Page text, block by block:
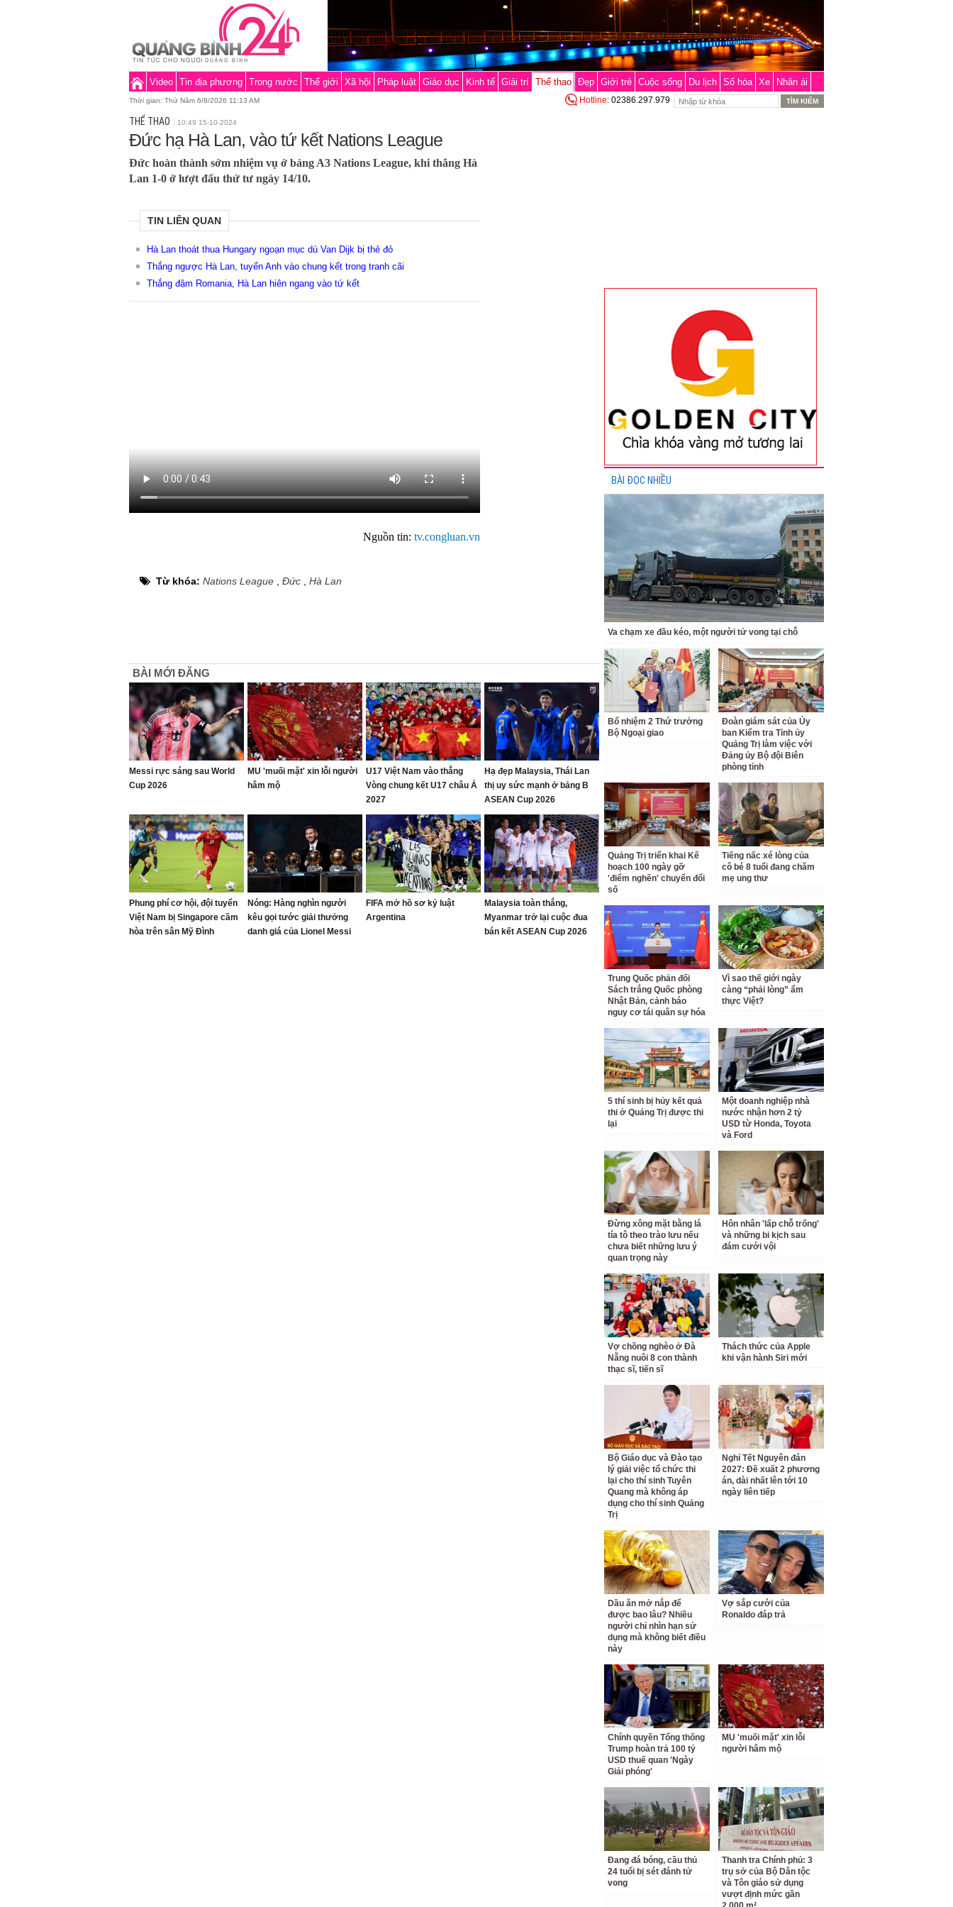
Video Tin địa phương Trong nước Thế giới Xã hội Pháp luật Giáo dục Kinh tế Giải trí Thể thao Đẹp Giới trẻ Cuộc sống Du lịch Số hóa Xe Nhân ái
Thời gian: Thứ Năm 6/8/2026 11:13 AM Hotline: 02386.297.979
THỂ THAO 10:49 15-10-2024
Đức hạ Hà Lan, vào tứ kết Nations League
Đức hoàn thành sớm nhiệm vụ ở bảng A3 Nations League, khi thắng Hà
Lan 1-0 ở lượt đấu thứ tư ngày 14/10.
TIN LIÊN QUAN
Hà Lan thoát thua Hungary ngoạn mục dù Van Dijk bị thẻ đỏ
Thắng ngược Hà Lan, tuyển Anh vào chung kết trong tranh cãi
Thắng đậm Romania, Hà Lan hiên ngang vào tứ kết
Nguồn tin: tv.congluan.vn
Từ khóa: Nations League , Đức , Hà Lan
BÀI MỚI ĐĂNG
Messi rực sáng sau World
Cup 2026
MU 'muối mặt' xin lỗi người
hâm mộ
U17 Việt Nam vào thẳng
Vòng chung kết U17 châu Á
2027
Hạ đẹp Malaysia, Thái Lan
thị uy sức mạnh ở bảng B
ASEAN Cup 2026
Phung phí cơ hội, đội tuyển
Việt Nam bị Singapore cầm
hòa trên sân Mỹ Đình
Nóng: Hàng nghìn người
kêu gọi tước giải thưởng
danh giá của Lionel Messi
FIFA mở hồ sơ kỷ luật
Argentina
Malaysia toàn thắng,
Myanmar trở lại cuộc đua
bán kết ASEAN Cup 2026
BÀI ĐỌC NHIỀU
Va chạm xe đầu kéo, một người tử vong tại chỗ
Bổ nhiệm 2 Thứ trưởng
Bộ Ngoại giao
Đoàn giám sát của Ủy
ban Kiểm tra Tỉnh ủy
Quảng Trị làm việc với
Đảng ủy Bộ đội Biên
phòng tỉnh
Quảng Trị triển khai Kế
hoạch 100 ngày gỡ
'điểm nghẽn' chuyển đổi
số
Tiếng nấc xé lòng của
cô bé 8 tuổi đang chăm
mẹ ung thư
Trung Quốc phản đối
Sách trắng Quốc phòng
Nhật Bản, cảnh báo
nguy cơ tái quân sự hóa
Vì sao thế giới ngày
càng “phải lòng” ẩm
thực Việt?
5 thí sinh bị hủy kết quả
thi ở Quảng Trị được thi
lại
Một doanh nghiệp nhà
nước nhận hơn 2 tỷ
USD từ Honda, Toyota
và Ford
Đừng xông mặt bằng lá
tía tô theo trào lưu nếu
chưa biết những lưu ý
quan trọng này
Hôn nhân 'lấp chỗ trống'
và những bi kịch sau
đám cưới vội
Vợ chồng nghèo ở Đà
Nẵng nuôi 8 con thành
thạc sĩ, tiến sĩ
Thách thức của Apple
khi vận hành Siri mới
Bộ Giáo dục và Đào tạo
lý giải việc tổ chức thi
lại cho thí sinh Tuyên
Quang mà không áp
dụng cho thí sinh Quảng
Trị
Nghỉ Tết Nguyên đán
2027: Đề xuất 2 phương
án, dài nhất lên tới 10
ngày liên tiếp
Dầu ăn mở nắp để
được bao lâu? Nhiều
người chỉ nhìn hạn sử
dụng mà không biết điều
này
Vợ sắp cưới của
Ronaldo đáp trả
Chính quyền Tổng thống
Trump hoàn trả 100 tỷ
USD thuế quan 'Ngày
Giải phóng'
MU 'muối mặt' xin lỗi
người hâm mộ
Đang đá bóng, cầu thủ
24 tuổi bị sét đánh tử
vong
Thanh tra Chính phủ: 3
trụ sở của Bộ Dân tộc
và Tôn giáo sử dụng
vượt định mức gần